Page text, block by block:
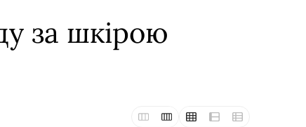
за шкірою